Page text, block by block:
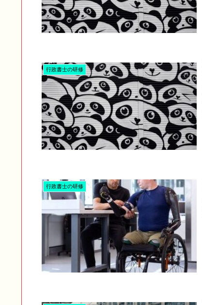
行政書士の研修
行政書士の研修